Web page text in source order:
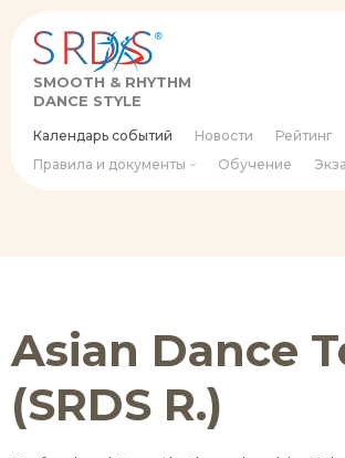
SMOOTH & RHYTHM
DANCE STYLE
Календарь событий Новости
Рейтинг
Правила и документы
Обучение
Asian Dance
(SRDS R.)